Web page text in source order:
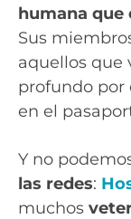
humana que
Sus
aquellos que
profundo por
en el
Y no
las redes:
muchos